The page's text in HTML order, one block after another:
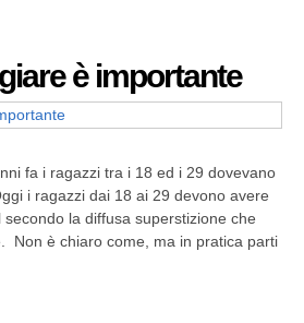
è importante
fa i ragazzi tra i 18 ed i 29 dovevano
i ragazzi dai 18 ai 29 devono avere
la diffusa superstizione che
Non è chiaro come, ma in pratica parti